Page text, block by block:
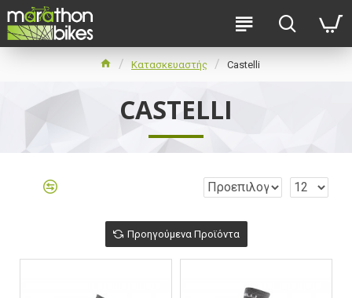
Κατασκευαστής Castelli
CASTELLI
Προηγούμενα Προϊόντα